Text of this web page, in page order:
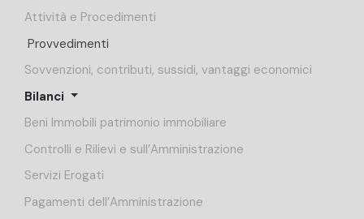
Attività e Procedimenti
Provvedimenti
Sovvenzioni, contributi, sussidi, vantaggi economici
Bilanci
Beni Immobili patrimonio immobiliare
Controlli e Rilievi e sull’Amministrazione
Servizi Erogati
Pagamenti dell’Amministrazione